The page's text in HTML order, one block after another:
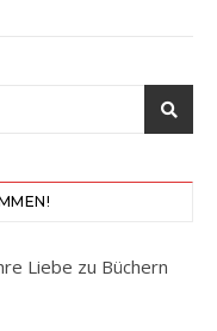
Liebe zu Büchern